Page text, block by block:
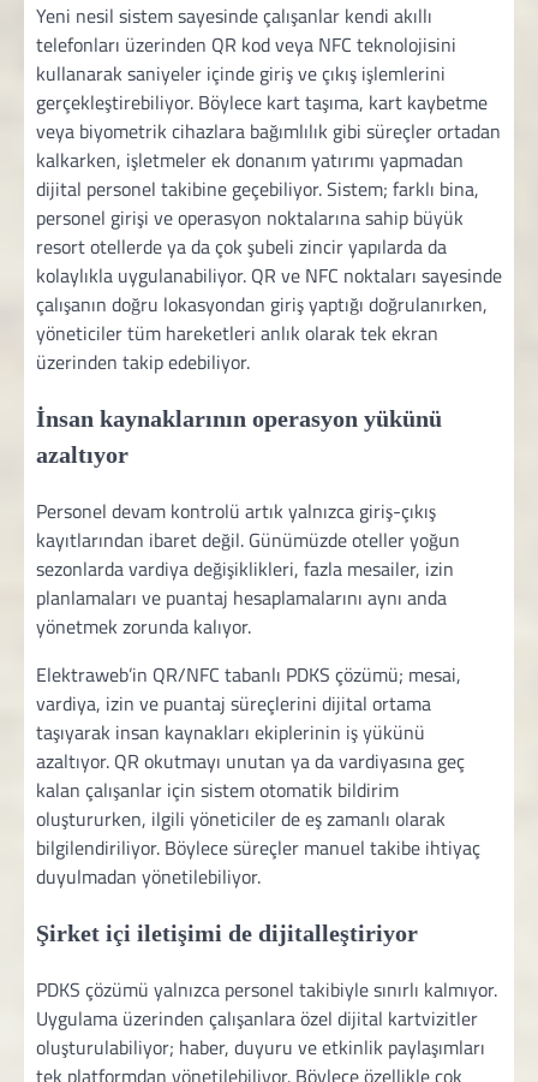
Yeni nesil sistem sayesinde çalışanlar kendi akıllı
telefonları üzerinden QR kod veya NFC teknolojisini
kullanarak saniyeler içinde giriş ve çıkış işlemlerini
gerçekleştirebiliyor. Böylece kart taşıma, kart kaybetme
veya biyometrik cihazlara bağımlılık gibi süreçler ortadan
kalkarken, işletmeler ek donanım yatırımı yapmadan
dijital personel takibine geçebiliyor. Sistem; farklı bina,
personel girişi ve operasyon noktalarına sahip büyük
resort otellerde ya da çok şubeli zincir yapılarda da
kolaylıkla uygulanabiliyor. QR ve NFC noktaları sayesinde
çalışanın doğru lokasyondan giriş yaptığı doğrulanırken,
yöneticiler tüm hareketleri anlık olarak tek ekran
üzerinden takip edebiliyor.
İnsan kaynaklarının operasyon yükünü
azaltıyor
Personel devam kontrolü artık yalnızca giriş-çıkış
kayıtlarından ibaret değil. Günümüzde oteller yoğun
sezonlarda vardiya değişiklikleri, fazla mesailer, izin
planlamaları ve puantaj hesaplamalarını aynı anda
yönetmek zorunda kalıyor.
Elektraweb’in QR/NFC tabanlı PDKS çözümü; mesai,
vardiya, izin ve puantaj süreçlerini dijital ortama
taşıyarak insan kaynakları ekiplerinin iş yükünü
azaltıyor. QR okutmayı unutan ya da vardiyasına geç
kalan çalışanlar için sistem otomatik bildirim
oluştururken, ilgili yöneticiler de eş zamanlı olarak
bilgilendiriliyor. Böylece süreçler manuel takibe ihtiyaç
duyulmadan yönetilebiliyor.
Şirket içi iletişimi de dijitalleştiriyor
PDKS çözümü yalnızca personel takibiyle sınırlı kalmıyor.
Uygulama üzerinden çalışanlara özel dijital kartvizitler
oluşturulabiliyor; haber, duyuru ve etkinlik paylaşımları